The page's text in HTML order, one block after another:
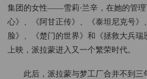
集团的女性——雪莉·兰辛，在她的管理
心》、《阿甘正传》、《泰坦尼克号》
脸》、《楚门的世界》和《拯救大兵瑞
上映，派拉蒙进入又一个繁荣时代。
此后，派拉蒙与梦工厂合并不到三